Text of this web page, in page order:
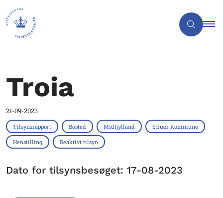
Troia
21-09-2023
Tilsynsrapport Bosted Midtjylland Struer Kommune
Henstilling Reaktivt tilsyn
Dato for tilsynsbesøget: 17-08-2023